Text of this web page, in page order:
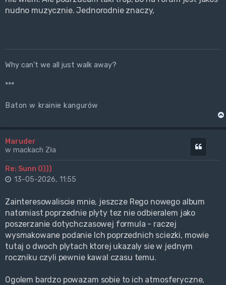
nudno muzycznie. Jednorodnie znaczy,
Why can't we all just walk away?
***
Baton w krainie kangurów
Maruder
w mackach Zła
Re: Sunn O)))
13-05-2026, 11:55
Zainteresowaliscie mnie, jeszcze Rego nowego album
natomiast poprzednie plyty tez nie odbieralem jako
poszerzanie dotychczasowej formula - raczej
wysmakowane podanie Ich poprzednich sciezki, mowie
tutaj o dwoch plytach ktorej ukazaly sie w jednym
roczniku czyli pewnie kawal czasu temu.
Ogolem bardzo powazam sobie to ich atmosferyczne,